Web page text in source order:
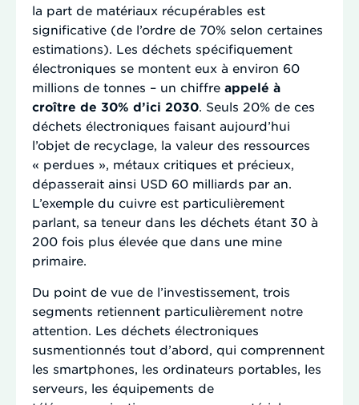
la part de matériaux récupérables est
significative (de l’ordre de 70% selon certaines
estimations). Les déchets spécifiquement
électroniques se montent eux à environ 60
millions de tonnes – un chiffre appelé à
croître de 30% d’ici 2030 . Seuls 20% de ces
déchets électroniques faisant aujourd’hui
l’objet de recyclage, la valeur des ressources
« perdues », métaux critiques et précieux,
dépasserait ainsi USD 60 milliards par an.
L’exemple du cuivre est particulièrement
parlant, sa teneur dans les déchets étant 30 à
200 fois plus élevée que dans une mine
primaire.
Du point de vue de l’investissement, trois
segments retiennent particulièrement notre
attention. Les déchets électroniques
susmentionnés tout d’abord, qui comprennent
les smartphones, les ordinateurs portables, les
serveurs, les équipements de